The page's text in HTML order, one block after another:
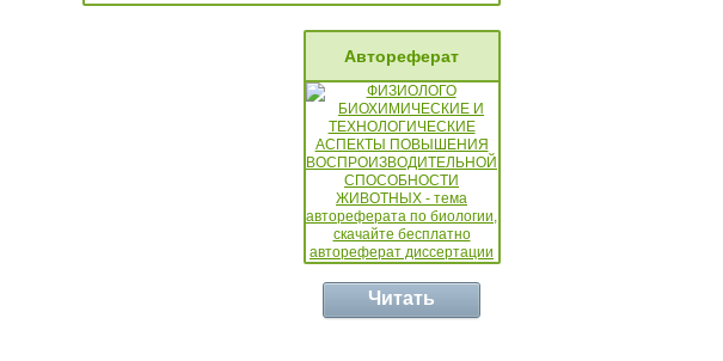
Автореферат
Читать